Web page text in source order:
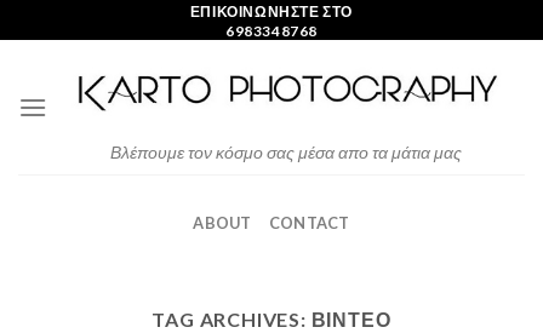
to
ΕΠΙΚΟΙΝΩΝΗΣΤΕ ΣΤΟ
6983348768
Βλέπουμε τον κόσμο σας μέσα απο τα μάτια μας
ABOUT CONTACT
TAG ARCHIVES: ΒΙΝΤΕΟ